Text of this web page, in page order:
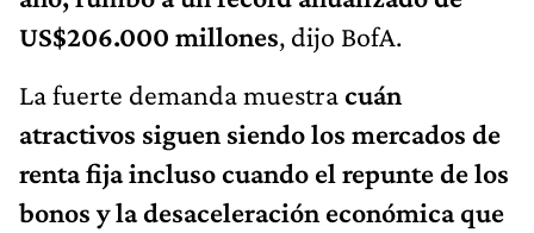
US$206.000 millones, dijo BofA.
La fuerte demanda muestracuán
atractivos siguen siendo los mercados de
renta fija incluso cuando el repunte de los
bonos y la desaceleración económica que